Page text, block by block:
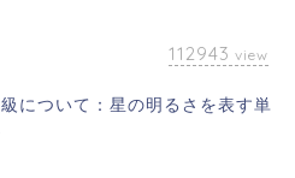
112943 view
について：星の明るさを表す単